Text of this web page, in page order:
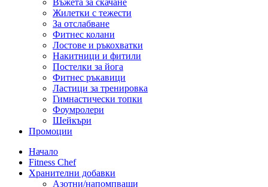
Жилетки с тежести
За отслабване
Фитнес колани
Лостове и ръкохватки
Накитници и фитили
Постелки за йога
Фитнес ръкавици
Ластици за тренировка
Гимнастически топки
Фоумролери
Шейкъри
Промоции
Начало
Fitness Chef
Хранителни добавки
Азотни/напомпващи